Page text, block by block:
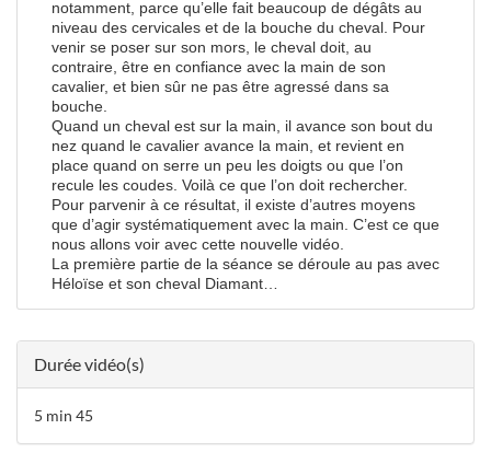
notamment, parce qu’elle fait beaucoup de dégâts au
niveau des cervicales et de la bouche du cheval. Pour
venir se poser sur son mors, le cheval doit, au
contraire, être en confiance avec la main de son
cavalier, et bien sûr ne pas être agressé dans sa
bouche.
Quand un cheval est sur la main, il avance son bout du
nez quand le cavalier avance la main, et revient en
place quand on serre un peu les doigts ou que l’on
recule les coudes. Voilà ce que l’on doit rechercher.
Pour parvenir à ce résultat, il existe d’autres moyens
que d’agir systématiquement avec la main. C’est ce que
nous allons voir avec cette nouvelle vidéo.
La première partie de la séance se déroule au pas avec
Héloïse et son cheval Diamant…
Durée vidéo(s)
5 min 45